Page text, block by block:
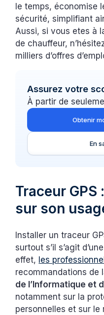
le temps, économise
sécurité, simplifiant
Aussi, si vous etes à
de chauffeur,
milliers d’offres
Assurez votre
À partir de
Obtenir
En
Traceur
sur son
Installer un traceur
surtout s’il s’agit
effet, les
recommandations de
de l’Informatique et
notamment sur la
personnelles et sur